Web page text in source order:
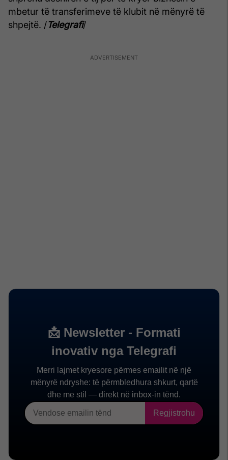
mbetur të transferimeve të klubit në mënyrë të
shpejtë. /Telegrafi/